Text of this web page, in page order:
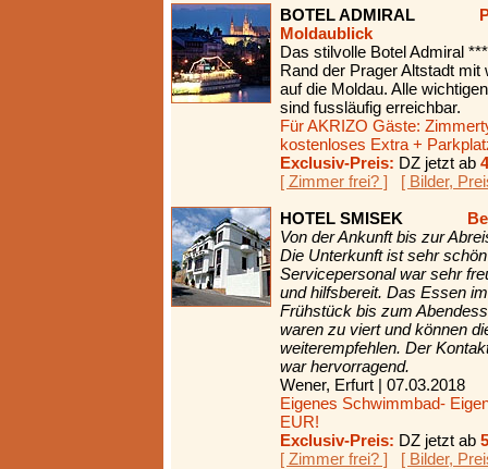
BOTEL ADMIRAL
Moldaublick
Das stilvolle Botel Admiral
Rand der Prager Altstadt
auf die Moldau. Alle
sind fussläufig erreichbar.
Für AKRIZO Gäste:
kostenloses Extra +
Exclusiv-Preis: DZ jetzt ab
[ Zimmer frei? ]
[ Bilder,
HOTEL SMISEK
Von der Ankunft bis zur
Die Unterkunft ist sehr
Servicepersonal war sehr
und hilfsbereit. Das Essen
Frühstück bis zum
waren zu viert und können
weiterempfehlen. Der
war hervorragend.
Wener, Erfurt | 07.03.2018
Eigenes Schwimmbad-
EUR!
Exclusiv-Preis: DZ jetzt ab
[ Zimmer frei? ]
[ Bilder,